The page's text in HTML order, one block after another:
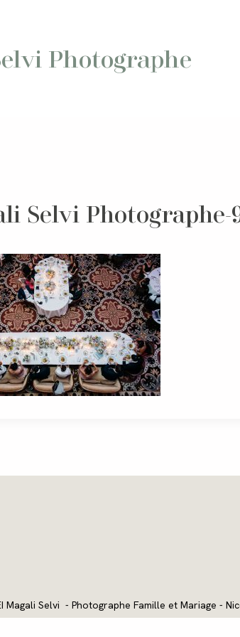
Photographe
Selvi Photographe-
Magali Selvi - Photographe Famille et Mariage -